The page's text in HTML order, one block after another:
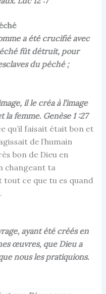
a été crucifié avec
fût détruit, pour
du péché ;
il le créa à l’image
la femme. Genèse 1 :27
qu’il faisait était bon et
de l’humain
bon de Dieu en
changeant ta
ce que tu es quand
ayant été créés en
œuvres, que Dieu a
nous les pratiquions.